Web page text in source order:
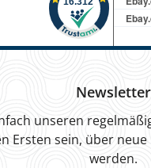
Newsletter
unseren
Ersten sein, über
werden.